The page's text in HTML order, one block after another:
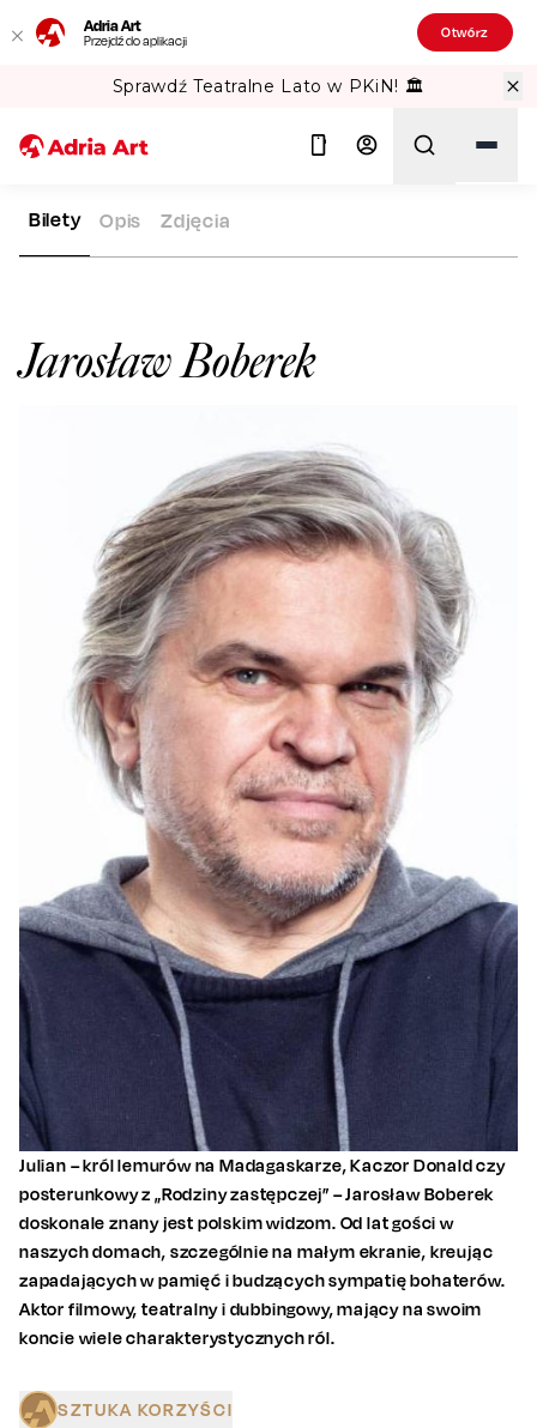
Adria Art
Przejdź do aplikacji Otwórz
Sprawdź Teatralne Lato w PKiN! 🏛️
ADRIA ART ARTYŚCI JAROSŁAW BOBEREK
Jarosław Boberek
Bilety Opis Zdjęcia
Julian – król lemurów na Madagaskarze, Kaczor Donald czy
posterunkowy z „Rodziny zastępczej” – Jarosław Boberek
doskonale znany jest polskim widzom. Od lat gości w
naszych domach, szczególnie na małym ekranie, kreując
zapadających w pamięć i budzących sympatię bohaterów.
Aktor filmowy, teatralny i dubbingowy, mający na swoim
koncie wiele charakterystycznych ról.
SZTUKA KORZYŚCI